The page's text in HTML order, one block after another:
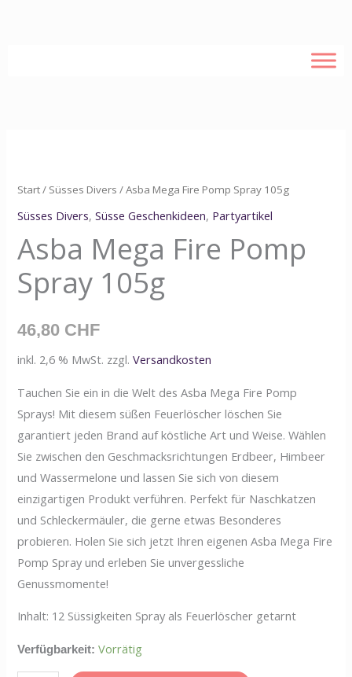
Start/ Süsses Divers / Asba Mega Fire Pomp Spray 105g
Süsses Divers,Süsse Geschenkideen, Partyartikel
Asba Mega Fire Pomp
Spray 105g
46,80 CHF
inkl. 2,6 % MwSt. zzgl.Versandkosten
Tauchen Sie ein in die Welt des Asba Mega Fire Pomp
Sprays! Mit diesem süßen Feuerlöscher löschen Sie
garantiert jeden Brand auf köstliche Art und Weise. Wählen
Sie zwischen den Geschmacksrichtungen Erdbeer, Himbeer
und Wassermelone und lassen Sie sich von diesem
einzigartigen Produkt verführen. Perfekt für Naschkatzen
und Schleckermäuler, die gerne etwas Besonderes
probieren. Holen Sie sich jetzt Ihren eigenen Asba Mega Fire
Pomp Spray und erleben Sie unvergessliche
Genussmomente!
Inhalt: 12 Süssigkeiten Spray als Feuerlöscher getarnt
Verfügbarkeit: Vorrätig
Fire
Pomp
105g
Menge